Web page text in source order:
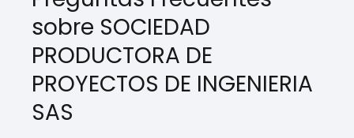
sobre SOCIEDAD
PRODUCTORA DE
PROYECTOS DE INGENIERIA
SAS